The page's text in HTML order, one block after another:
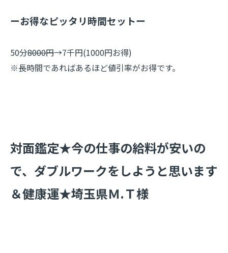
ーお得なピッタリ時間セットー
50分8000円→7千円(1000円お得)
※長時間であればあるほど値引率がお得です。
​対面鑑定★今の仕事の給料が安いの
で、ダブルワークをしようと思います
＆健康運★埼玉県Ｍ.Ｔ様